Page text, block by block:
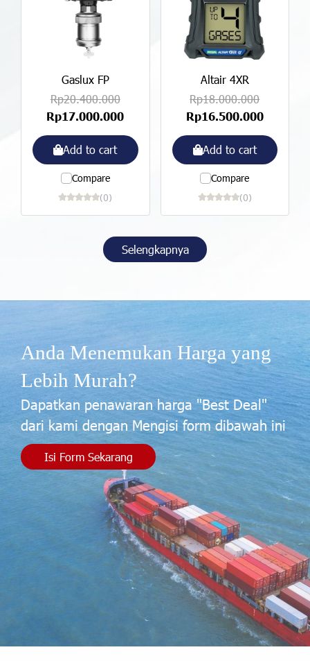
Gaslux FP
Rp20.400.000
Rp17.000.000
Add to cart
Compare
(0)
Altair 4XR
Rp18.000.000
Rp16.500.000
Add to cart
Compare
(0)
Selengkapnya
Anda Menemukan Harga yang
Lebih Murah?
Dapatkan penawaran harga "Best Deal"
dari kami dengan Mengisi form dibawah ini
Isi Form Sekarang